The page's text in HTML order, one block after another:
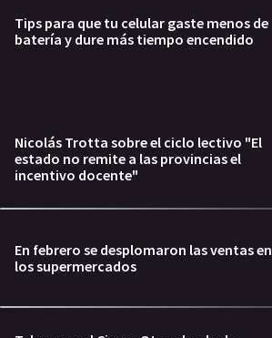
Tips para que tu celular gaste menos de
batería y dure más tiempo encendido
Nicolás Trotta sobre el ciclo lectivo "El
estado no remite a las provincias el
incentivo docente"
En febrero se desplomaron las ventas en
los supermercados